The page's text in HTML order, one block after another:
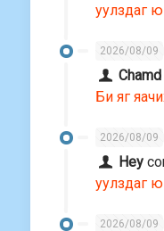
уулздаг
2026/08/09
Би яг
2026/08/09
Hey
уулздаг
2026/08/09